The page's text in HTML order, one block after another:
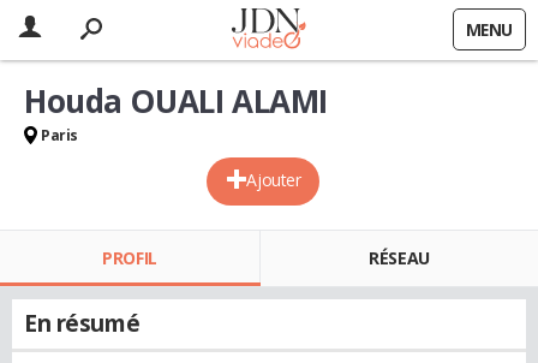
MENU
Ajouter
Houda OUALI ALAMI
Paris
PROFIL RÉSEAU
En résumé